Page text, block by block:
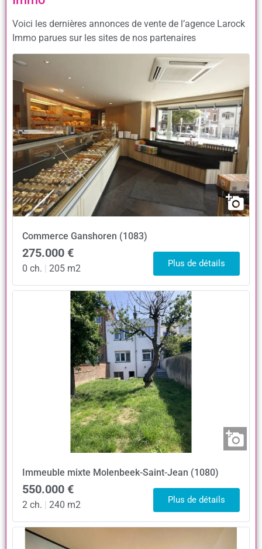
Voici les dernières annonces de vente de l’agence Larock
Immo parues sur les sites de nos partenaires
Commerce Ganshoren (1083)
275.000 €
0 ch. | 205 m2 Plus de détails
Immeuble mixte Molenbeek-Saint-Jean (1080)
550.000 €
2 ch. | 240 m2 Plus de détails